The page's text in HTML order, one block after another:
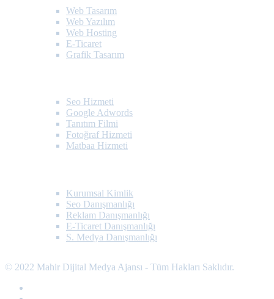
Web Tasarım
Web Yazılım
Web Hosting
E-Ticaret
Grafik Tasarım
Seo Hizmeti
Google Adwords
Tanıtım Filmi
Fotoğraf Hizmeti
Matbaa Hizmeti
Kurumsal Kimlik
Seo Danışmanlığı
Reklam Danışmanlığı
E-Ticaret Danışmanlığı
S. Medya Danışmanlığı
© 2022 Mahir Dijital Medya Ajansı - Tüm Hakları Saklıdır.